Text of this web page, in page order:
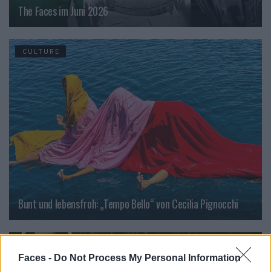
Faces - Do Not Process My Personal Information
The Faces im Juni 2026
CULTURE
Bunt und lebensfroh: „Tempo Bello“ von Cecilia Pignocchi